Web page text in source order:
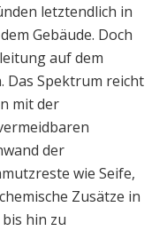
letztendlich in
Gebäude. Doch
auf dem
Das Spektrum reicht
mit der
der
wie Seife,
Zusätze in
hin zu